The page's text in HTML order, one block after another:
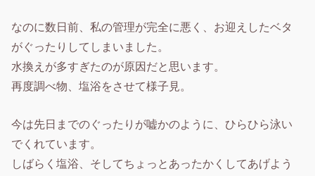
なのに数日前、私の管理が完全に悪く、お迎えしたベタ
がぐったりしてしまいました。
水換えが多すぎたのが原因だと思います。
再度調べ物、塩浴をさせて様子見。
今は先日までのぐったりが嘘かのように、ひらひら泳い
でくれています。
しばらく塩浴、そしてちょっとあったかくしてあげよう